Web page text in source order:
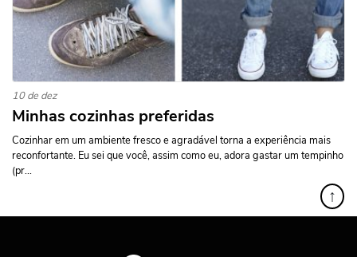
10 de dez
Minhas cozinhas preferidas
Cozinhar em um ambiente fresco e agradável torna a experiência mais
reconfortante. Eu sei que você, assim como eu, adora gastar um tempinho
(pr...
↑